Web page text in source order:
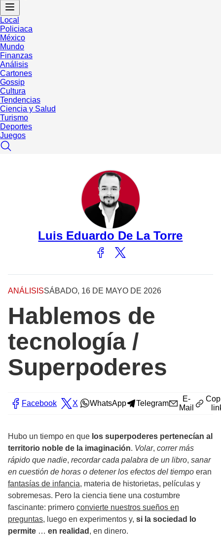
Local
Policiaca
México
Mundo
Finanzas
Análisis
Cartones
Gossip
Cultura
Tendencias
Ciencia y Salud
Turismo
Deportes
Juegos
Luis Eduardo De La Torre
ANÁLISISSÁBADO, 16 DE MAYO DE 2026
Hablemos de
tecnología /
Superpoderes
Facebook X WhatsApp Telegram
E-
Mail
Hubo un tiempo en que los superpoderes pertenecían al
territorio noble de la imaginación. Volar, correr más
rápido que nadie, recordar cada palabra de un libro, sanar
en cuestión de horas o detener los efectos del tiempo eran
fantasías de infancia, materia de historietas, películas y
sobremesas. Pero la ciencia tiene una costumbre
fascinante: primero convierte nuestros sueños en
preguntas, luego en experimentos y, si la sociedad lo
permite … en realidad , en dinero.